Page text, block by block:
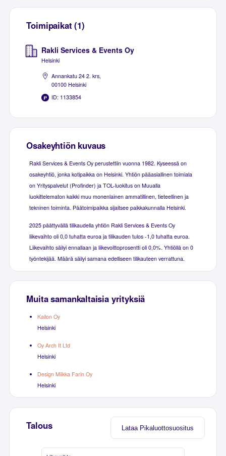
Toimipaikat (1)
Rakli Services & Events Oy
Helsinki
Annankatu 24 2. krs,
00100 Helsinki
ID: 1133854
Osakeyhtiön kuvaus
Rakli Services & Events Oy perustettiin vuonna 1982. Kyseessä on
osakeyhtiö, jonka kotipaikka on Helsinki. Yhtiön pääasiallinen toimiala
on Yrityspalvelut (Profinder) ja TOL-luokitus on Muualla
luokittelematon kaikki muu monenlainen ammatillinen, tieteellinen ja
tekninen toiminta. Päätoimipaikka sijaitsee paikkakunnalla Helsinki.
2025 päättyvällä tilikaudella yhtiön Rakli Services & Events Oy
liikevaihto oli 0,0 tuhatta euroa ja tilikauden tulos -1,0 tuhatta euroa.
Liikevaihto säilyi ennallaan ja liikevoittoprosentti oli 0,0%. Yhtiöllä on 0
työntekijää. Määrä säilyi samana edelliseen tilikauteen verrattuna.
Muita samankaltaisia yrityksiä
Kailon Oy
Helsinki
Oy Arch It Ltd
Helsinki
Design Miikka Farin Oy
Helsinki
Lataa Pikaluottosuositus
Talous